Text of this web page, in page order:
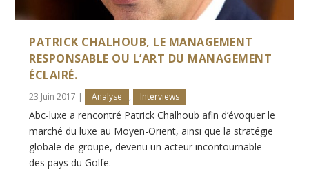
PATRICK CHALHOUB, LE MANAGEMENT
RESPONSABLE OU L’ART DU MANAGEMENT
ÉCLAIRÉ.
23 Juin 2017 | Analyse , Interviews
Abc-luxe a rencontré Patrick Chalhoub afin d’évoquer le
marché du luxe au Moyen-Orient, ainsi que la stratégie
globale de groupe, devenu un acteur incontournable
des pays du Golfe.